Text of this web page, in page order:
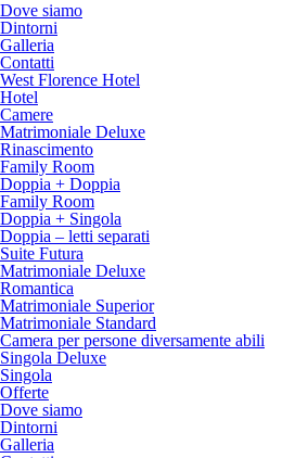
Dove siamo
Dintorni
Galleria
Contatti
West Florence Hotel
Hotel
Camere
Matrimoniale Deluxe
Rinascimento
Family Room
Doppia + Doppia
Family Room
Doppia + Singola
Doppia – letti separati
Suite Futura
Matrimoniale Deluxe
Romantica
Matrimoniale Superior
Matrimoniale Standard
Camera per persone diversamente abili
Singola Deluxe
Singola
Offerte
Dove siamo
Dintorni
Galleria